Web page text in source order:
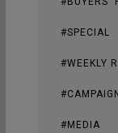
#SPECIAL
#WEEKLY
#MEDIA